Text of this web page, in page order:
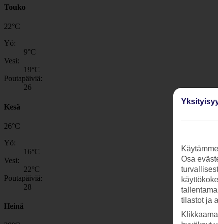
Touko
22°C
Yö:
9°C
Vesi:
19°C
Poutapäiviä:
26
Kesä
26°C
Yö:
16°C
Vesi:
22°C
Poutapäiviä:
28
Heinä
Osa
tilastot ja